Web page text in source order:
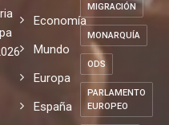
Economía
Mundo
Europa
España
MIGRACIÓN
MONARQUÍA
ODS
PARLAMENTO
EUROPEO